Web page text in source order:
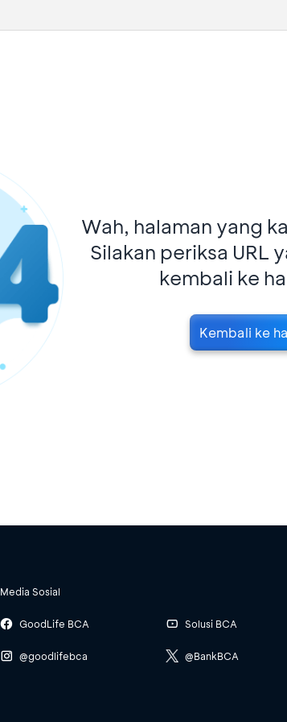
Wah, halaman yang
Silakan periksa URL
kembali ke
Kembali ke
Media Sosial
GoodLife BCA
@goodlifebca
Solusi BCA
@BankBCA